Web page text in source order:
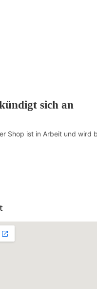
sich an
Shop ist in Arbeit und wird